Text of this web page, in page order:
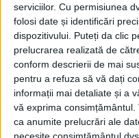
serviciilor. Cu permisiunea
folosi date și identificări
dispozitivului. Puteți da clic
prelucrarea realizată de
conform descrierii de mai
pentru a refuza să vă dați
informații mai detaliate și a
vă exprima consimțământul.
ca anumite prelucrări ale
Acasă Etichete Reiner
Etichetă: Reiner